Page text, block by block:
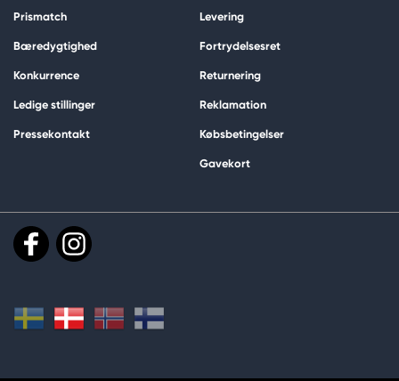
Prismatch
Bæredygtighed
Konkurrence
Ledige stillinger
Pressekontakt
Levering
Fortrydelsesret
Returnering
Reklamation
Købsbetingelser
Gavekort